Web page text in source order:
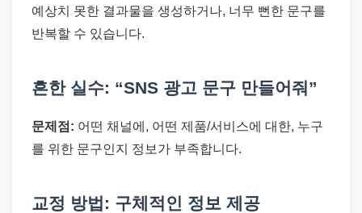
예상치 못한 결과물을 생성하거나, 너무 뻔한 문구를
반복할 수 있습니다.
흔한 실수: “SNS 광고 문구 만들어줘”
문제점: 어떤 채널에, 어떤 제품/서비스에 대한, 누구
를 위한 문구인지 정보가 부족합니다.
교정 방법: 구체적인 정보 제공